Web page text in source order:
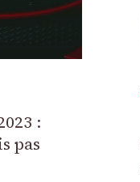
:
pas